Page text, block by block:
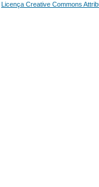
Licença Creative Commons